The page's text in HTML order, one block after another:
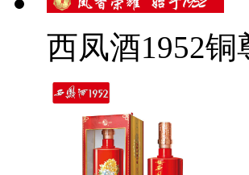
西凤酒1952铜